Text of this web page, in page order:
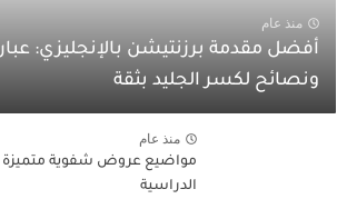
منذ عام
أفضل مقدمة برزنتيشن بالإنجليزي:
ونصائح لكسر الجليد بثقة
منذ عام
مواضيع عروض شفوية متميزة
الدراسية